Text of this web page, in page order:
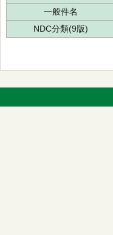
一般件名
NDC分類(9版)